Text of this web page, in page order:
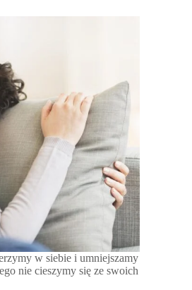
w siebie i umniejszamy
nie cieszymy się ze swoich